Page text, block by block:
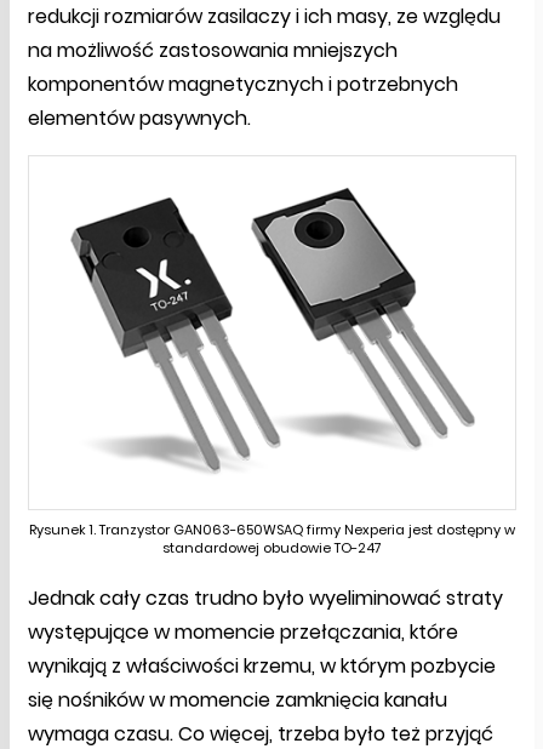
redukcji rozmiarów zasilaczy i ich masy, ze względu
na możliwość zastosowania mniejszych
komponentów magnetycznych i potrzebnych
elementów pasywnych.
Rysunek 1. Tranzystor GAN063-650WSAQ firmy Nexperia jest dostępny w
standardowej obudowie TO-247
Jednak cały czas trudno było wyeliminować straty
występujące w momencie przełączania, które
wynikają z właściwości krzemu, w którym pozbycie
się nośników w momencie zamknięcia kanału
wymaga czasu. Co więcej, trzeba było też przyjąć